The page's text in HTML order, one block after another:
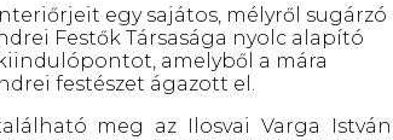
egy sajátos, mélyről sugárzó
Festők Társasága nyolc alapító
amelyből a mára
festészet ágazott el.
meg az Ilosvai Varga István